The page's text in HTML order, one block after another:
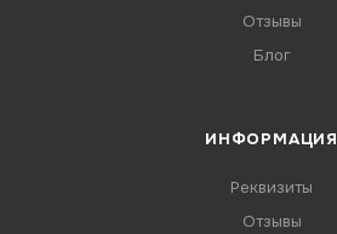
Отзывы
Блог
ИНФОРМАЦИЯ
Реквизиты
Отзывы